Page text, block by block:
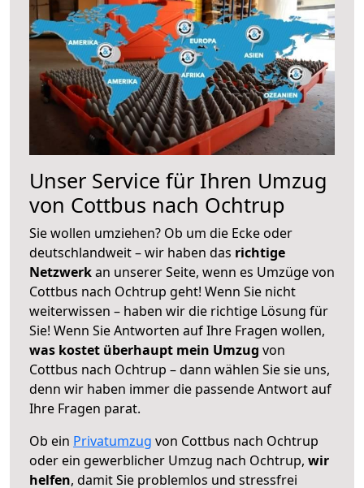
Unser Service für Ihren Umzug
von Cottbus nach Ochtrup
Sie wollen umziehen? Ob um die Ecke oder
deutschlandweit – wir haben das richtige
Netzwerkan unserer Seite, wenn es Umzüge von
Cottbus nach Ochtrup geht! Wenn Sie nicht
weiterwissen – haben wir die richtige Lösung für
Sie! Wenn Sie Antworten auf Ihre Fragen wollen,
was kostet überhaupt mein Umzug von
Cottbus nach Ochtrup – dann wählen Sie sie uns,
denn wir haben immer die passende Antwort auf
Ihre Fragen parat.
Ob ein Privatumzug von Cottbus nach Ochtrup
oder ein gewerblicher Umzug nach Ochtrup, wir
helfen, damit Sie problemlos und stressfrei